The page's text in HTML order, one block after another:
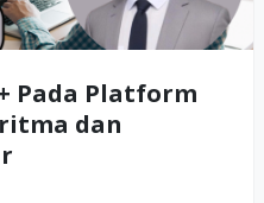
Pada Platform
dan